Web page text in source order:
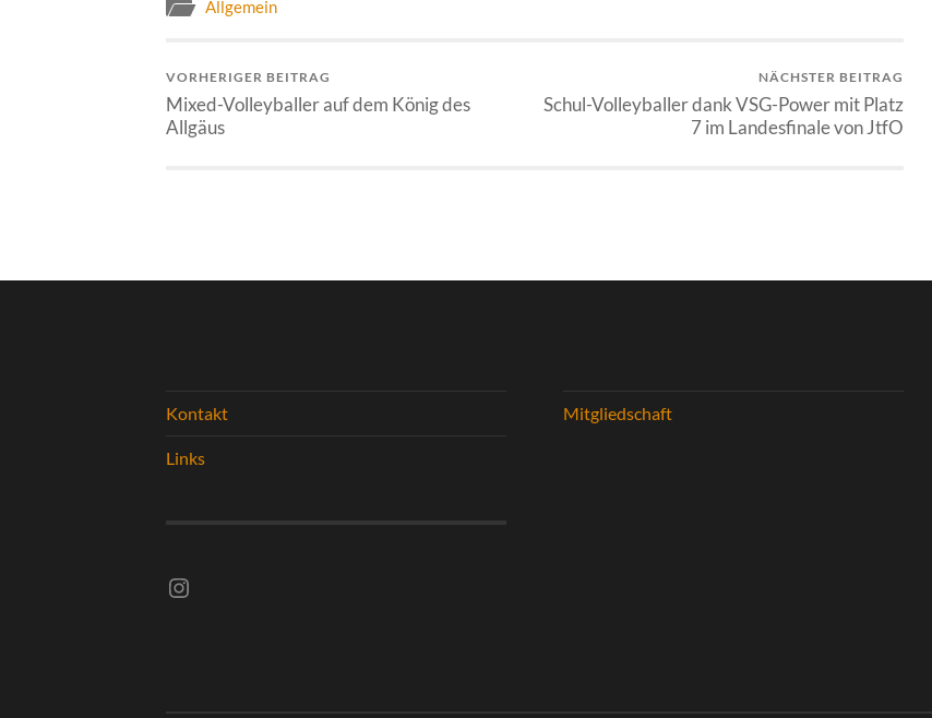
Allgemein
VORHERIGER BEITRAG
Mixed-Volleyballer auf dem König des
Allgäus
NÄCHSTER BEITRAG
Schul-Volleyballer dank VSG-Power mit Platz
7 im Landesfinale von JtfO
Kontakt
Links
Instagram vsghelmstadt.volleyball
Mitgliedschaft